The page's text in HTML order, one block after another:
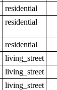
residential
residential
residential
living_street
living_street
living_street